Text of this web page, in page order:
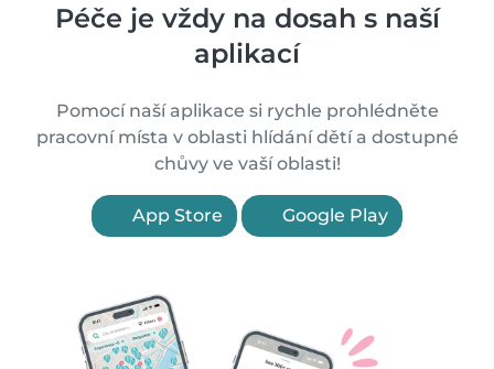
Péče je vždy na dosah s naší
aplikací
Pomocí naší aplikace si rychle prohlédněte
pracovní místa v oblasti hlídání dětí a dostupné
chůvy ve vaší oblasti!
App Store Google Play